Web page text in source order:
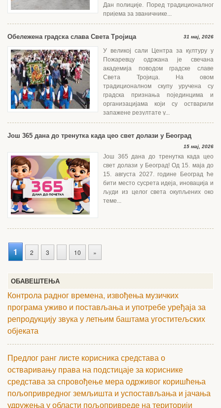
Дан полиције. Поред традиционалног
пријема за званичнике...
Обележена градска слава Света Тројица 31 мај, 2026
У великој сали Центра за културу у
Пожаревцу одржана је свечана
академија поводом градске славе
Света Тројица. На овом
традиционалном скупу уручена су
градска признања појединцима и
организацијама који су остварили
запажене резултате у...
Још 365 дана до тренутка када цео свет долази у Београд
15 мај, 2026
Још 365 дана до тренутка када цео
свет долази у Београд! Од 15. маја до
15. августа 2027. године Београд ће
бити место сусрета идеја, иновација и
људи из целог света окупљених око
теме...
1 2 3 10 »
ОБАВЕШТЕЊА
Контрола радног времена, извођења музичких
програма уживо и постављања и употребе уређаја за
репродукцију звука у летњим баштама угоститељских
објеката
Предлог ранг листе корисника средстава о
остваривању права на подстицаје за кориснике
средстава за спровођење мера одрживог коришћења
пољопривредног земљишта и успостављања и јачања
удружења у области пољопривреде на територији